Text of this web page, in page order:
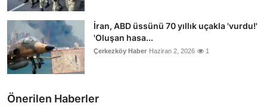
İran, ABD üssünü 70 yıllık uçakla 'vurdu!'
'Oluşan hasa...
Çerkezköy Haber Haziran 2, 2026 1
Önerilen Haberler